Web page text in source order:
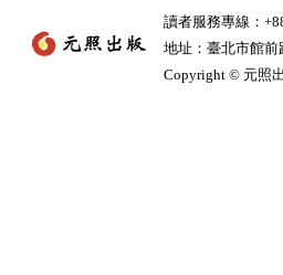
讀者服務專線：
地址：臺北市館
Copyright © 元照